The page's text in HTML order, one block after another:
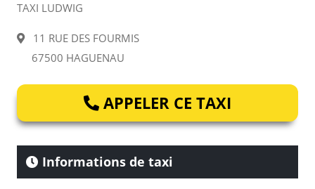
TAXI LUDWIG
11 RUE DES FOURMIS
67500 HAGUENAU
APPELER CE TAXI
Informations de taxi